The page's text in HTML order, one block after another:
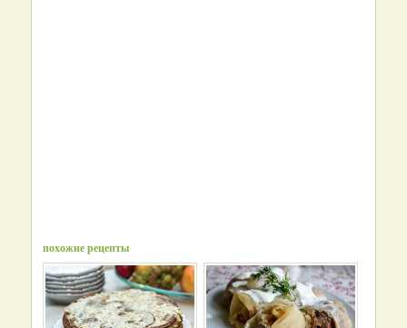
похожие рецепты